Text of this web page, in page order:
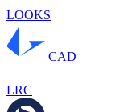
LOOKS
CAD
LRC